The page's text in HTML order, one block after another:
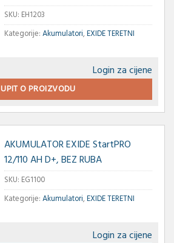
SKU: EH1203
Kategorije:Akumulatori,EXIDE TERETNI
Login za cijene
UPIT O PROIZVODU
AKUMULATOR EXIDE StartPRO
12/110 AH D+, BEZ RUBA
SKU: EG1100
Kategorije:Akumulatori,EXIDE TERETNI
Login za cijene